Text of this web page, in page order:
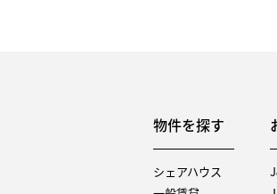
物件を探す
シェアハウス